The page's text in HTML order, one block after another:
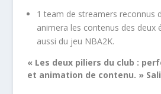
1 team de streamers reconnus
animera les contenus des deux
aussi du jeu NBA2K.
« Les deux piliers du club :
et animation de contenu. »